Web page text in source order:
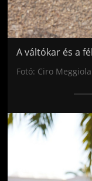
A váltókar és a
Fotó: Ciro